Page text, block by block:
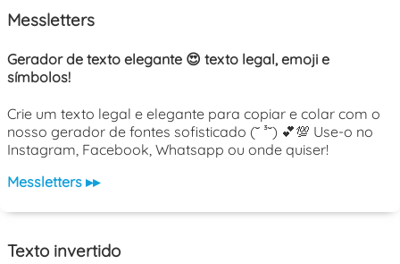
Messletters
Gerador de texto elegante 😍 texto legal, emoji e
símbolos!
Crie um texto legal e elegante para copiar e colar com o
nosso gerador de fontes sofisticado (˘ ³˘) 💕💯 Use-o no
Instagram, Facebook, Whatsapp ou onde quiser!
Messletters ▸▸
Texto invertido